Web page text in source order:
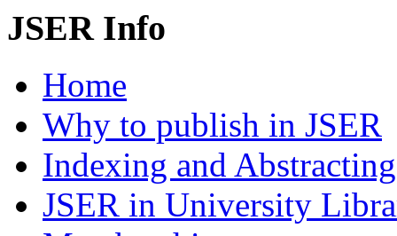
JSER Info
Home
Why to publish in JSER
Indexing and Abstracting
JSER in University